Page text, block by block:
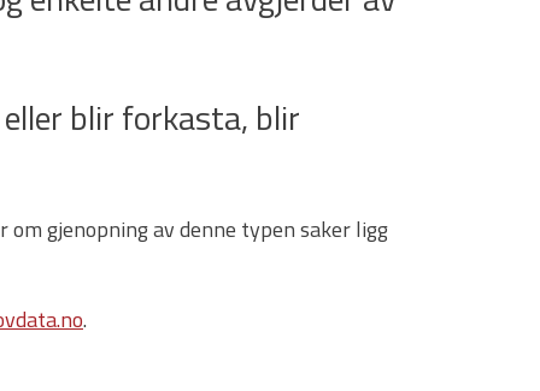
blir forkasta, blir
gjenopning av denne typen saker ligg
.